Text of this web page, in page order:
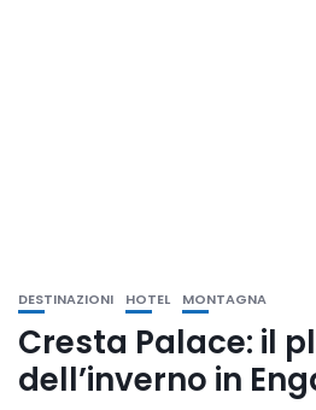
DESTINAZIONI HOTEL MONTAGNA
Cresta Palace: il
dell’inverno in